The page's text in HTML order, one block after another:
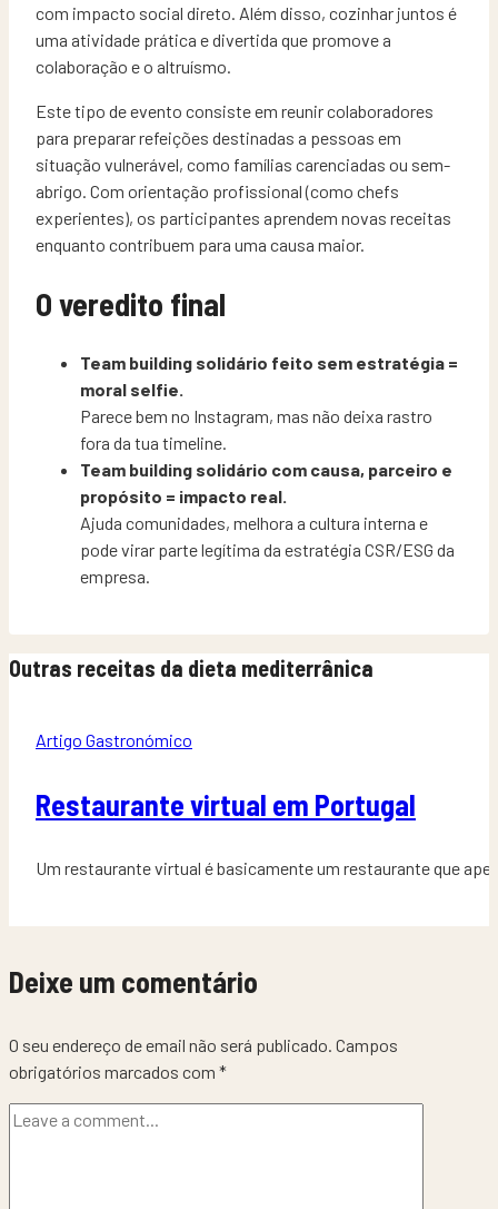
com impacto social direto. Além disso, cozinhar juntos é
uma atividade prática e divertida que promove a
colaboração e o altruísmo.
Este tipo de evento consiste em reunir colaboradores
para preparar refeições destinadas a pessoas em
situação vulnerável, como famílias carenciadas ou sem-
abrigo. Com orientação profissional (como chefs
experientes), os participantes aprendem novas receitas
enquanto contribuem para uma causa maior.
O veredito final
Team building solidário feito sem estratégia =
moral selfie.
Parece bem no Instagram, mas não deixa rastro
fora da tua timeline.
Team building solidário com causa, parceiro e
propósito = impacto real.
Ajuda comunidades, melhora a cultura interna e
pode virar parte legítima da estratégia CSR/ESG da
empresa.
Outras receitas da dieta mediterrânica
Artigo Gastronómico
Restaurante virtual em Portugal
Um restaurante virtual é basicamente um restaurante que
Deixe um comentário
O seu endereço de email não será publicado. Campos
obrigatórios marcados com *